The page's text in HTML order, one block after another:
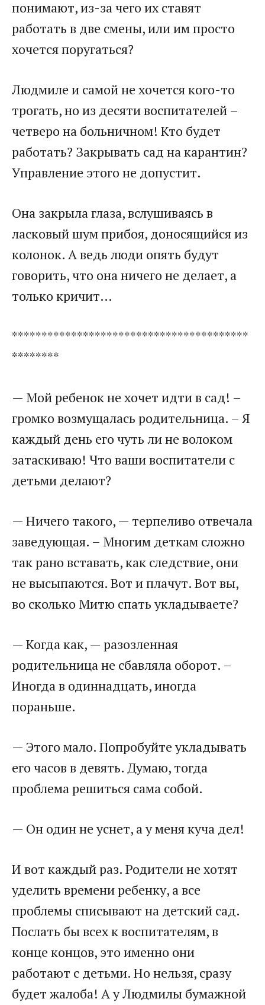
понимают, из-за чего их ставят
работать в две смены, или им просто
хочется поругаться?
Людмиле и самой не хочется кого-то
трогать, но из десяти воспитателей –
четверо на больничном! Кто будет
работать? Закрывать сад на карантин?
Управление этого не допустит.
Она закрыла глаза, вслушиваясь в
ласковый шум прибоя, доносящийся из
колонок. А ведь люди опять будут
говорить, что она ничего не делает, а
только кричит…
****************************************
********
— Мой ребенок не хочет идти в сад! –
громко возмущалась родительница. – Я
каждый день его чуть ли не волоком
затаскиваю! Что ваши воспитатели с
детьми делают?
— Ничего такого, — терпеливо отвечала
заведующая. – Многим деткам сложно
так рано вставать, как следствие, они
не высыпаются. Вот и плачут. Вот вы,
во сколько Митю спать укладываете?
— Когда как, — разозленная
родительница не сбавляла оборот. –
Иногда в одиннадцать, иногда
пораньше.
— Этого мало. Попробуйте укладывать
его часов в девять. Думаю, тогда
проблема решиться сама собой.
— Он один не уснет, а у меня куча дел!
И вот каждый раз. Родители не хотят
уделить времени ребенку, а все
проблемы списывают на детский сад.
Послать бы всех к воспитателям, в
конце концов, это именно они
работают с детьми. Но нельзя, сразу
будет жалоба! А у Людмилы бумажной